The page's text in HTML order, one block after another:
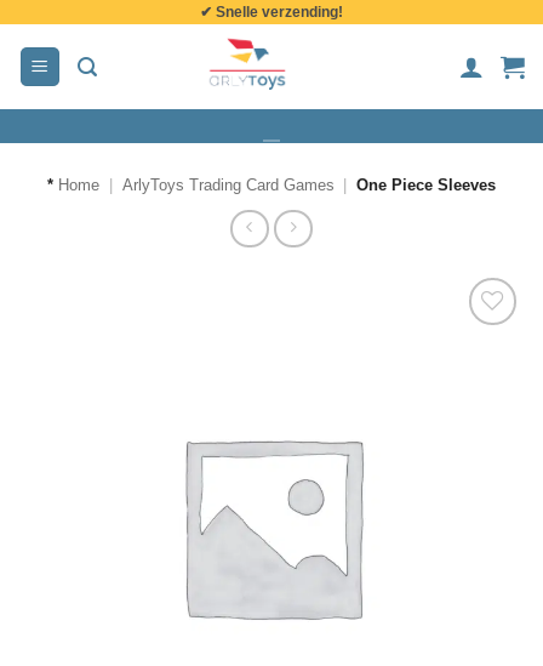
inhoud
✔ Snelle verzending!
* Home ArlyToys Trading Card Games One Piece Sleeves